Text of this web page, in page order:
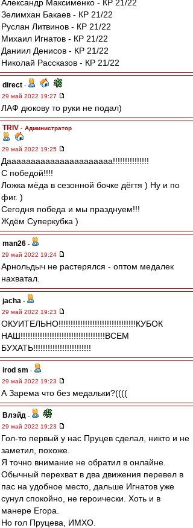
Александр Максименко - КР 21/22
Зелимхан Бакаев - КР 21/22
Руслан Литвинов - КР 21/22
Михаил Игнатов - КР 21/22
Даниил Денисов - КР 21/22
Николай Рассказов - КР 21/22
direct -
29 май 2022 19:27
ЛАФ дюкову то руки не подал)
TRIV - Администратор
29 май 2022 19:25
Даааааааааааааааааааааа!!!!!!!!!!!!!!!
С победой!!!!
Ложка мёда в сезонной бочке дёгтя ) Ну и по
фиг. )
Сегодня победа и мы празднуем!!!
Ждём Суперкубка )
man26 -
29 май 2022 19:24
Арнольдыч не растерялся - оптом медалек
нахватал.
jacha -
29 май 2022 19:23
ОКУИТЕЛЬНО!!!!!!!!!!!!!!!!!!!!!!!!!!!!!!!!КУБОК
НАШ!!!!!!!!!!!!!!!!!!!!!!!!!!!!!!!!!!!ВСЕМ
БУХАТЬ!!!!!!!!!!!!!!!!!!!!!!!!
irod sm -
29 май 2022 19:23
А Зарема что без медальки?((((
Влэйд -
29 май 2022 19:23
Гол-то первый у нас Пруцев сделал, никто и не
заметил, похоже.
Я точно внимание не обратил в онлайне.
Обычный перехват в два движения перевел в
пас на удобное место, дальше Игнатов уже
сунул спокойно, не героически. Хоть и в
манере Егора.
Но гол Пруцева, ИМХО.